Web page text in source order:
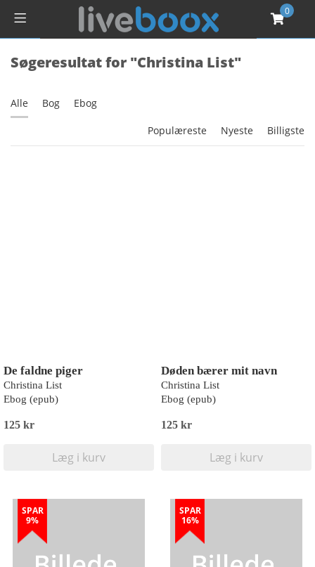
0
Søgeresultat for "Christina List"
Alle Bog Ebog
Populæreste Nyeste Billigste
De faldne piger
Christina List
Ebog (epub)
125 kr
Læg i kurv
Døden bærer mit navn
Christina List
Ebog (epub)
125 kr
Læg i kurv
SPAR
9%
SPAR
16%